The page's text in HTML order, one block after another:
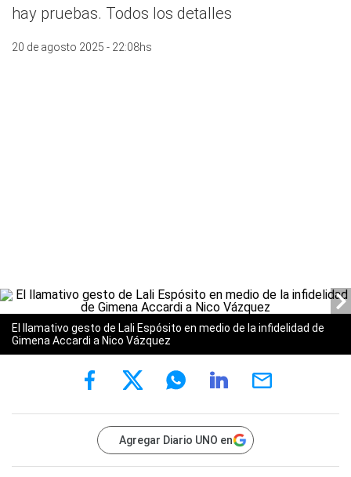
hay pruebas. Todos los detalles
20 de agosto 2025 - 22:08hs
El llamativo gesto de Lali Espósito en medio de la infidelidad de
Gimena Accardi a Nico Vázquez
Agregar Diario UNO en